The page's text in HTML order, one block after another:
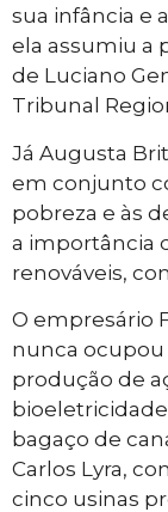
sua infância e
ela assumiu a
de Luciano
Tribunal
Já Augusta
em conjunto
pobreza e às
a importância
renováveis,
O empresário
nunca ocupou
produção de
bagaço de
Carlos Lyra,
cinco usinas